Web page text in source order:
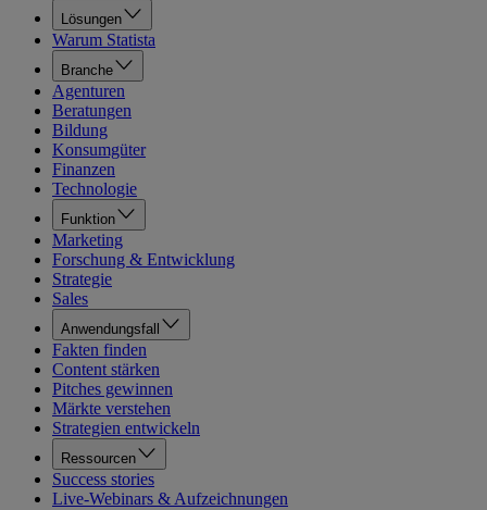
Lösungen
Warum Statista
Branche
Agenturen
Beratungen
Bildung
Konsumgüter
Finanzen
Technologie
Funktion
Marketing
Forschung & Entwicklung
Strategie
Sales
Anwendungsfall
Fakten finden
Content stärken
Pitches gewinnen
Märkte verstehen
Strategien entwickeln
Ressourcen
Success stories
Live-Webinars & Aufzeichnungen